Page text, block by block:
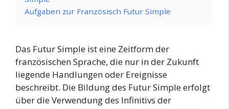
Aufgaben zur Französisch Futur Simple
Das Futur Simple ist eine Zeitform der
französischen Sprache, die nur in der Zukunft
liegende Handlungen oder Ereignisse
beschreibt. Die Bildung des Futur Simple erfolgt
über die Verwendung des Infinitivs der